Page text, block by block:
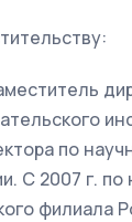
по
С 2007 г.
филиала